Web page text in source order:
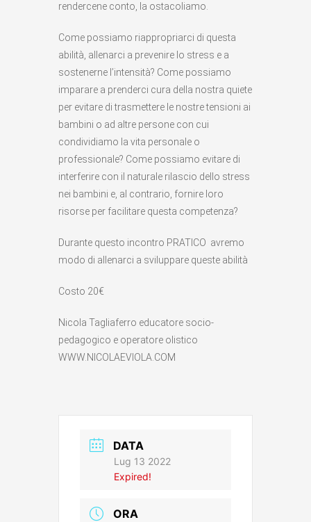
rendercene conto, la ostacoliamo.
Come possiamo riappropriarci di questa
abilità, allenarci a prevenire lo stress e a
sostenerne l’intensità? Come possiamo
imparare a prenderci cura della nostra quiete
per evitare di trasmettere le nostre tensioni ai
bambini o ad altre persone con cui
condividiamo la vita personale o
professionale? Come possiamo evitare di
interferire con il naturale rilascio dello stress
nei bambini e, al contrario, fornire loro
risorse per facilitare questa competenza?
Durante questo incontro PRATICO avremo
modo di allenarci a sviluppare queste abilità
Costo 20€
Nicola Tagliaferro educatore socio-
pedagogico e operatore olistico
WWW.NICOLAEVIOLA.COM
DATA
Lug 13 2022
Expired!
ORA